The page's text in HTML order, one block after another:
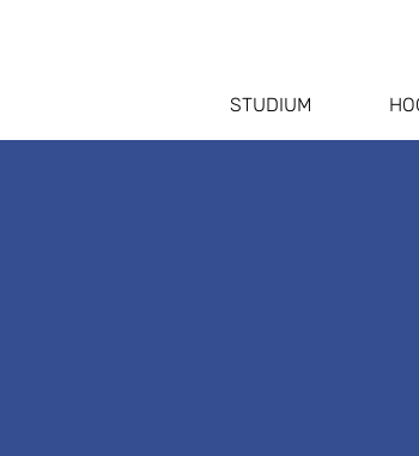
STUDIUM